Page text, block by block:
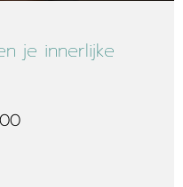
je innerlijke